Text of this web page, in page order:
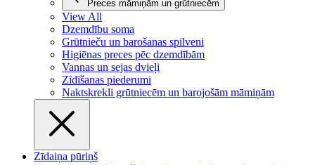
Preces māmiņām un grūtniecēm
View All
Dzemdību soma
Grūtnieču un barošanas spilveni
Higiēnas preces pēc dzemdībām
Vannas un sejas dvieļi
Zīdīšanas piederumi
Naktskrekli grūtniecēm un barojošām māmiņām
Zīdaiņa pūriņš